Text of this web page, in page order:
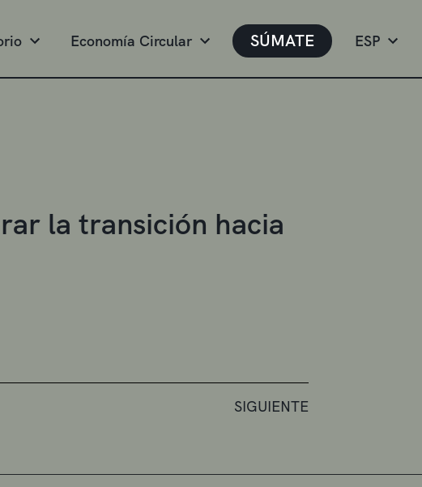
Economía Circular SÚMATE ESP
la transición hacia
SIGUIENTE